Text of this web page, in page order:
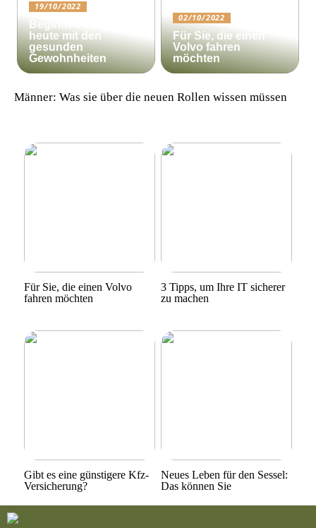
19/10/2022
Beginnen Sie noch
heute mit den
gesunden
Gewohnheiten
02/10/2022
Für Sie, die einen
Volvo fahren
möchten
Männer: Was sie über die neuen Rollen wissen müssen
Für Sie, die einen Volvo
fahren möchten
3 Tipps, um Ihre IT sicherer
zu machen
Gibt es eine günstigere Kfz-
Versicherung?
Neues Leben für den Sessel:
Das können Sie